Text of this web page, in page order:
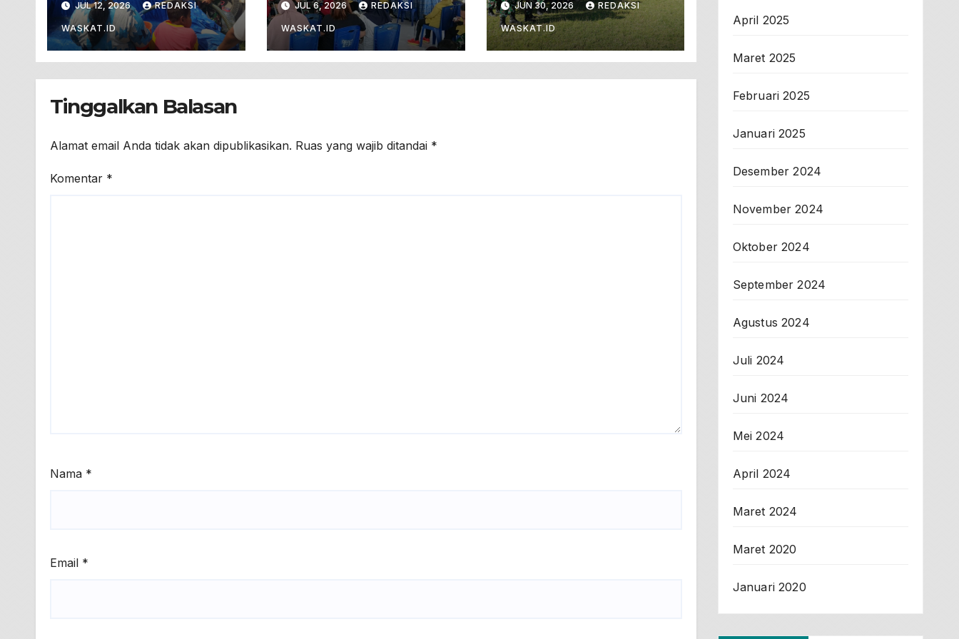
Liter Air Bersih
Untuk Warga
Terdampak
Kekeringan
JUL 12, 2026 REDAKSI
WASKAT.ID
Bojonegoro Gelar
Bakti Sosial Donor
Darah
JUL 6, 2026 REDAKSI
WASKAT.ID
Jasmani Prajurit
Dengan PSJM
Sistem Blok
JUN 30, 2026 REDAKSI
WASKAT.ID
Tinggalkan Balasan
Alamat email Anda tidak akan dipublikasikan. Ruas yang wajib ditandai *
Komentar *
Nama *
Email *
April 2025
Maret 2025
Februari 2025
Januari 2025
Desember 2024
November 2024
Oktober 2024
September 2024
Agustus 2024
Juli 2024
Juni 2024
Mei 2024
April 2024
Maret 2024
Maret 2020
Januari 2020